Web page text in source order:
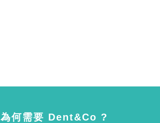
為何需要 Dent&Co ?